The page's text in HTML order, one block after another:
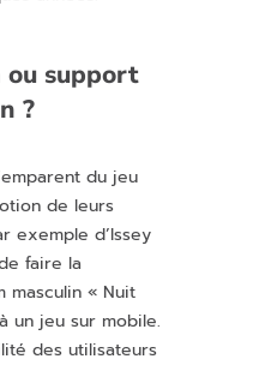
ou support
?
du jeu
de leurs
exemple d’Issey
faire la
masculin « Nuit
un jeu sur mobile.
des utilisateurs